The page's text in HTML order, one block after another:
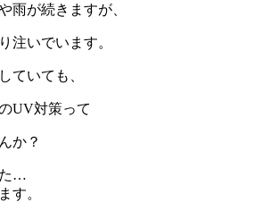
雨が続きますが、
注いでいます。
ていても、
UV対策って
か？
た…
す。